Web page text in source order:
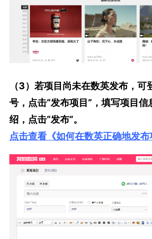
（3）若项目尚未在数英发布，可
号，点击“发布项目”，填写项目信
绍，点击“发布”。
点击查看 《如何在数英正确地发布